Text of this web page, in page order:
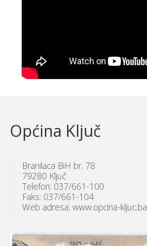
Općina Ključ
Branilaca BiH br. 78
79280 Ključ
Telefon: 037/661-100
Faks: 037/661-104
Web adresa: www.opcina-kljuc.ba